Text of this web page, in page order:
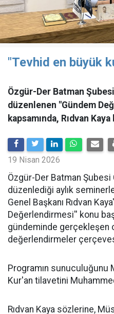
"Tevhid en büyük
Özgür-Der Batman
düzenlenen "Gündem
kapsamında, Rıdvan
19 Nisan 2026
​Özgür-Der Batman Şubesi
düzenlediği aylık
Genel Başkanı Rıdvan
Değerlendirmesi'' konu
gündeminde gerçekleşen
değerlendirmeler
Programın sunuculuğunu
Kur'an tilavetini
Rıdvan Kaya sözlerine,